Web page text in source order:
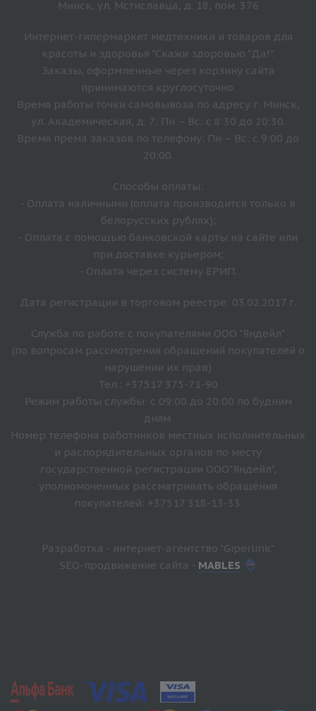
Минск, ул. Мстиславца, д. 18, пом. 376
Интернет-гипермаркет медтехники и товаров для
красоты и здоровья "Скажи здоровью "Да!".
Заказы, оформленные через корзину сайта
принимаются круглосуточно.
Время работы точки самовывоза по адресу г. Минск,
ул. Академическая, д. 7: Пн – Вс: с 8:30 до 20:30.
Время прёма заказов по телефону: Пн – Вс: с 9:00 до
20:00.
Способы оплаты:
- Оплата наличными (оплата производится только в
белорусских рублях);
- Оплата с помощью банковской карты на сайте или
при доставке курьером;
- Оплата через систему ЕРИП.
Дата регистрации в торговом реестре: 03.02.2017 г.
Служба по работе с покупателями ООО "Яндейл"
(по вопросам рассмотрения обращений покупателей о
нарушении их прав)
Тел.: +37517 375-71-90
Режим работы службы: с 09:00 до 20:00 по будним
дням.
Номер телефона работников местных исполнительных
и распорядительных органов по месту
государственной регистрации ООО"Яндейл",
уполномоченных рассматривать обращения
покупателей: +37517 318-13-33.
Разработка - интернет-агентство "Giperlink"
SEO-продвижение сайта - MABLES